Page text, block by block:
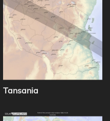
Tansania